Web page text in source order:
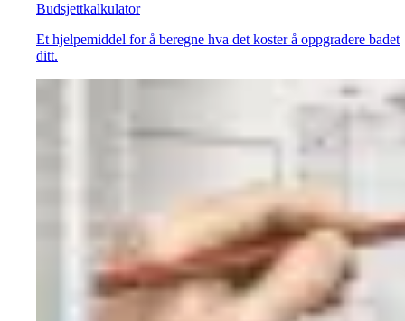
Budsjettkalkulator
Et hjelpemiddel for å beregne hva det koster å oppgradere badet
ditt.